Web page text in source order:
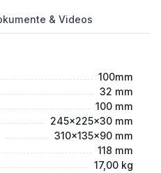
& Videos
100mm
32 mm
100 mm
245x225x30 mm
310x135x90 mm
118 mm
17,00 kg